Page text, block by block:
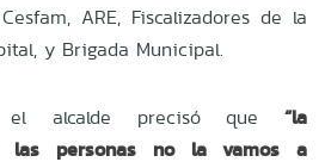
ARE, Fiscalizadores de la
y Brigada Municipal.
el alcalde precisó que “la
las personas no la vamos a